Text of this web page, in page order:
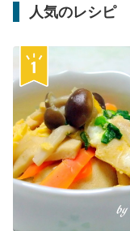
人気のレシピ